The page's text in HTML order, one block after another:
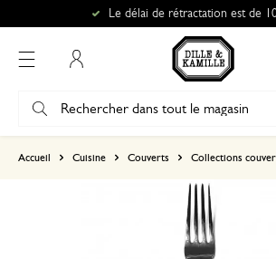
Le délai de rétractation est de
Accueil Cuisine Couverts Collections